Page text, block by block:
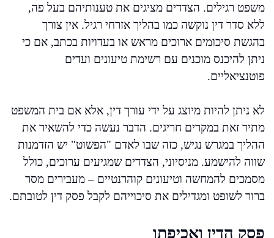
משפט רגילים. הצדדים מציגים את טענותיהם בעל פה,
ללא סדר דין נוקשה כמו בהליך אזרחי רגיל. אין צורך
בהגשת סיכומים ארוכים מראש או בעדויות בכתב, אם כי
ניתן להיכנס מוכנים עם רשימת טיעונים ועדים
פוטנציאליים.
לא ניתן להיות מיוצג על ידי עורך דין, אלא אם בית המשפט
מתיר זאת במקרים חריגים. הדבר נעשה כדי להשאיר את
ההליך במגרש נגיש, כזה שבו לאדם "הפשוט" יש הזדמנות
שווה להישמע. מניסיוני, הצדדים שמגיעים ערוכים, כולל
מסמכים להמחשה וטיעונים קוהרנטיים – מעבירים מסר
ברור לשופט ומגדילים את סיכוייהם לקבל פסק דין לטובתם.
פסק הדין ואכיפתו